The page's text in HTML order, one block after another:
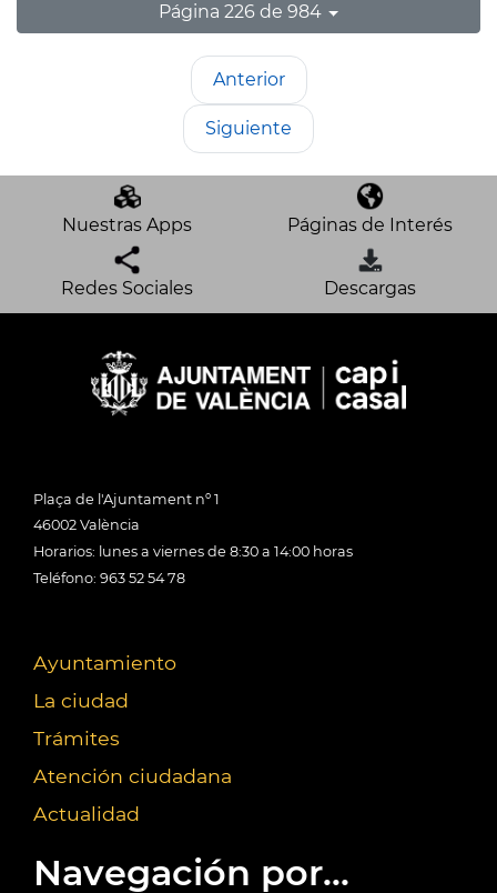
Página 226 de 984
Anterior
Siguiente
Nuestras Apps Páginas de Interés
Redes Sociales Descargas
Plaça de l'Ajuntament nº 1
46002 València
Horarios: lunes a viernes de 8:30 a 14:00 horas
Teléfono: 963 52 54 78
Ayuntamiento
La ciudad
Trámites
Atención ciudadana
Actualidad
Navegación por...